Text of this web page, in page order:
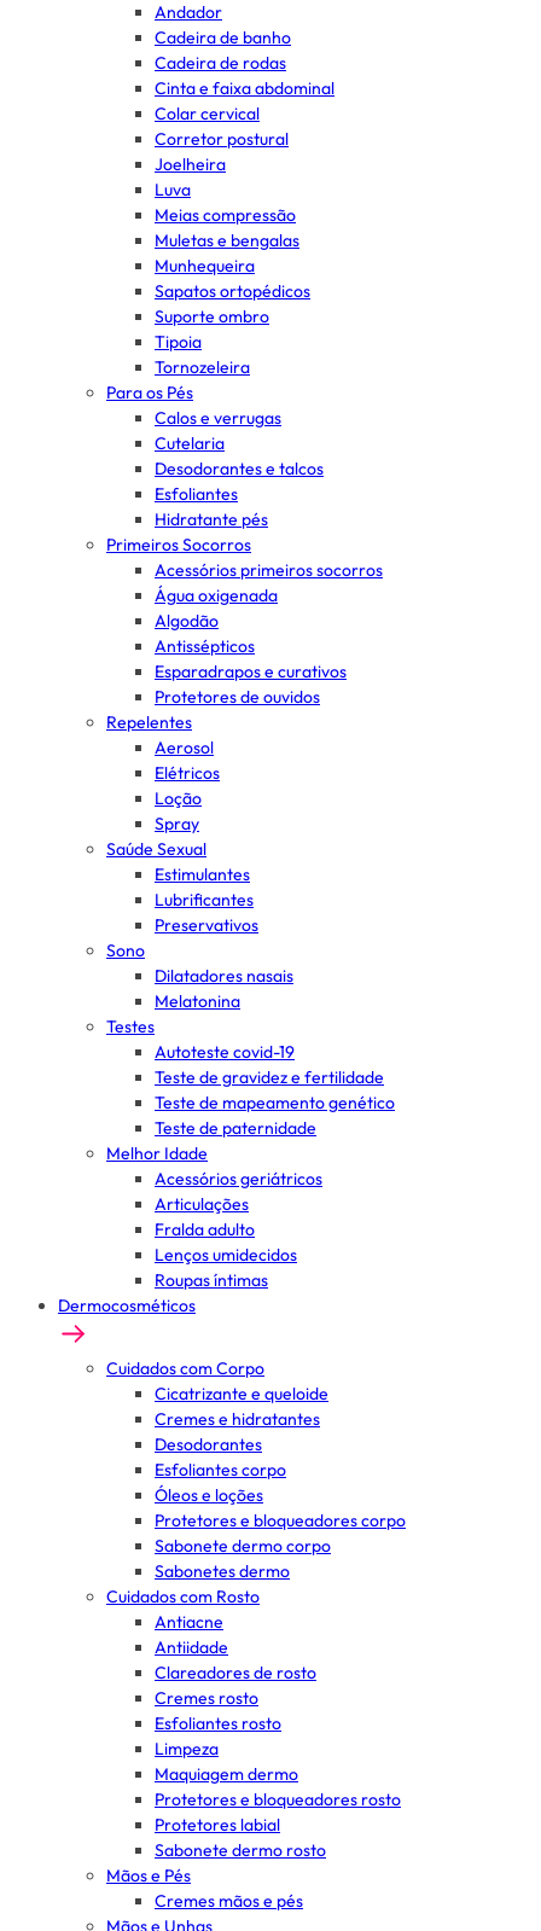
Andador
Cadeira de banho
Cadeira de rodas
Cinta e faixa abdominal
Colar cervical
Corretor postural
Joelheira
Luva
Meias compressão
Muletas e bengalas
Munhequeira
Sapatos ortopédicos
Suporte ombro
Tipoia
Tornozeleira
Para os Pés
Calos e verrugas
Cutelaria
Desodorantes e talcos
Esfoliantes
Hidratante pés
Primeiros Socorros
Acessórios primeiros socorros
Água oxigenada
Algodão
Antissépticos
Esparadrapos e curativos
Protetores de ouvidos
Repelentes
Aerosol
Elétricos
Loção
Spray
Saúde Sexual
Estimulantes
Lubrificantes
Preservativos
Sono
Dilatadores nasais
Melatonina
Testes
Autoteste covid-19
Teste de gravidez e fertilidade
Teste de mapeamento genético
Teste de paternidade
Melhor Idade
Acessórios geriátricos
Articulações
Fralda adulto
Lenços umidecidos
Roupas íntimas
Dermocosméticos
Cuidados com Corpo
Cicatrizante e queloide
Cremes e hidratantes
Desodorantes
Esfoliantes corpo
Óleos e loções
Protetores e bloqueadores corpo
Sabonete dermo corpo
Sabonetes dermo
Cuidados com Rosto
Antiacne
Antiidade
Clareadores de rosto
Cremes rosto
Esfoliantes rosto
Limpeza
Maquiagem dermo
Protetores e bloqueadores rosto
Protetores labial
Sabonete dermo rosto
Mãos e Pés
Cremes mãos e pés
Mãos e Unhas